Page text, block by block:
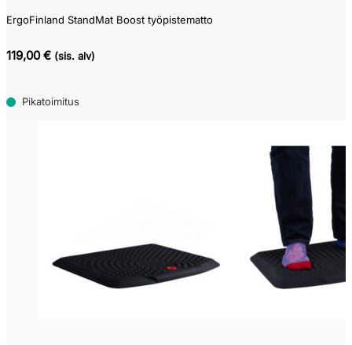
ErgoFinland StandMat Boost työpistematto
119,00 € (sis. alv)
Pikatoimitus